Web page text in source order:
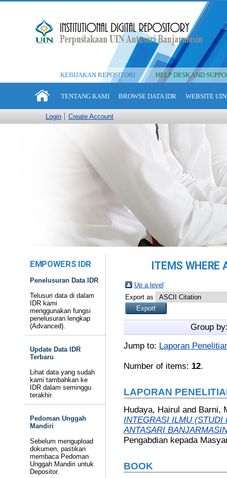
KEBIJAKAN REPOSITORI HELP DESK AND
TENTANG KAMI BROWSE DATA IDR WEBSITE
Login Create Account
EMPOWERS IDR
Penelusuran Data IDR
Telusuri data di dalam
IDR kami
menggunakan fungsi
penelusuran lengkap
(Advanced).
Update Data IDR
Terbaru
Lihat data yang sudah
kami tambahkan ke
IDR dalam seminggu
terakhir.
Pedoman Unggah
Mandiri
Sebelum mengupload
dokumen, pastikan
membaca Pedoman
Unggah Mandiri untuk
Depositor.
ITEMS WHERE
Up a level
Export as
Group
Jump to: Laporan
Number of items: 12.
LAPORAN
Hudaya, Hairul and Barni,
INTEGRASI ILMU (STUDI
ANTASARI
Pengabdian kepada
BOOK